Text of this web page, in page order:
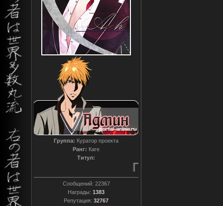
Группа: Куратор проекта
Ранг: Каге
Титул:
Преданный
Сообщений: 22367
Награды: 1383
Репутация: 32767